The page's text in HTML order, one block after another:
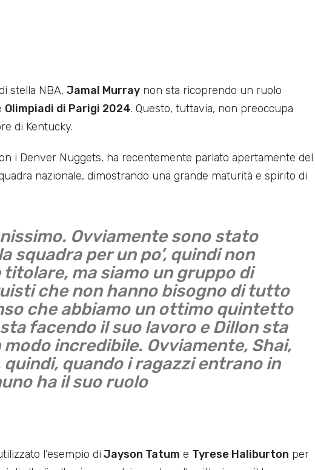
stella NBA, Jamal Murray non sta ricoprendo un ruolo
Olimpiadi di Parigi 2024. Questo, tuttavia, non preoccupa
di Kentucky.
i Denver Nuggets, ha recentemente parlato apertamente del
nazionale, dimostrando una grande maturità e spirito di
Ovviamente sono stato
squadra per un po’, quindi non
ma siamo un gruppo di
che non hanno bisogno di tutto
che abbiamo un ottimo quintetto
facendo il suo lavoro e Dillon sta
incredibile. Ovviamente, Shai,
quando i ragazzi entrano in
ha il suo ruolo
l’esempio di Jayson Tatum e Tyrese Haliburton per